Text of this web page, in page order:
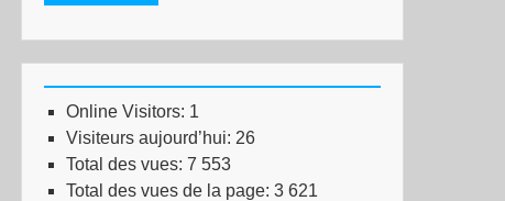
Online Visitors: 1
Visiteurs aujourd’hui: 26
Total des vues: 7 553
Total des vues de la page: 3 621